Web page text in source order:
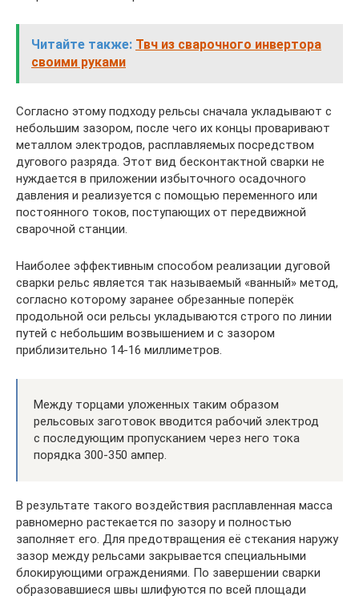
Читайте также: Твч из сварочного инвертора
своими руками
Согласно этому подходу рельсы сначала укладывают с
небольшим зазором, после чего их концы проваривают
металлом электродов, расплавляемых посредством
дугового разряда. Этот вид бесконтактной сварки не
нуждается в приложении избыточного осадочного
давления и реализуется с помощью переменного или
постоянного токов, поступающих от передвижной
сварочной станции.
Наиболее эффективным способом реализации дуговой
сварки рельс является так называемый «ванный» метод,
согласно которому заранее обрезанные поперёк
продольной оси рельсы укладываются строго по линии
путей с небольшим возвышением и с зазором
приблизительно 14-16 миллиметров.
Между торцами уложенных таким образом
рельсовых заготовок вводится рабочий электрод
с последующим пропусканием через него тока
порядка 300-350 ампер.
В результате такого воздействия расплавленная масса
равномерно растекается по зазору и полностью
заполняет его. Для предотвращения её стекания наружу
зазор между рельсами закрывается специальными
блокирующими ограждениями. По завершении сварки
образовавшиеся швы шлифуются по всей площади